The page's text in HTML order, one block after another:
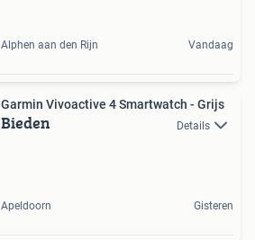
Alphen aan den Rijn Vandaag
Garmin Vivoactive 4 Smartwatch - Grijs
Bieden Details
Apeldoorn Gisteren